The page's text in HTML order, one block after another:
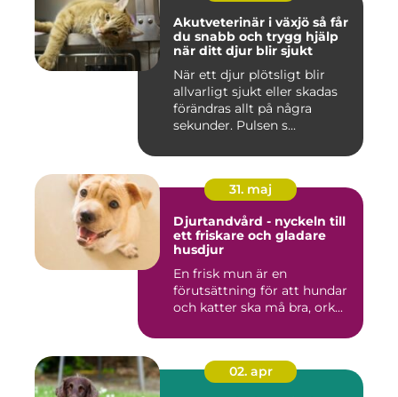
Akutveterinär i växjö så får
du snabb och trygg hjälp
när ditt djur blir sjukt
När ett djur plötsligt blir
allvarligt sjukt eller skadas
förändras allt på några
sekunder. Pulsen s...
31. maj
Djurtandvård - nyckeln till
ett friskare och gladare
husdjur
En frisk mun är en
förutsättning för att hundar
och katter ska må bra, ork...
02. apr